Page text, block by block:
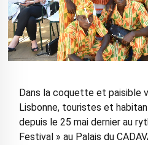
Dans la coquette et paisible
Lisbonne, touristes et
depuis le 25 mai dernier au
Festival » au Palais du